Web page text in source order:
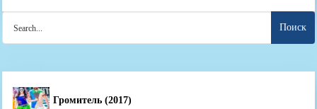
for:
Громитель (2017)